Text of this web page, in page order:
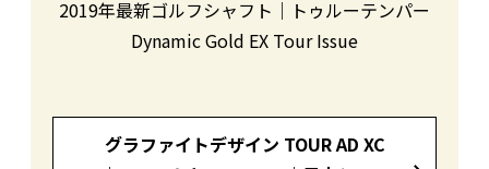
2019年最新ゴルフシャフト｜トゥルーテンパー
Dynamic Gold EX Tour Issue
グラファイトデザイン TOUR AD XC